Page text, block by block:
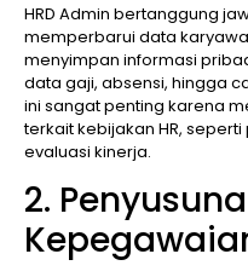
HRD Admin bertanggung
memperbarui data
menyimpan informasi
data gaji, absensi, hingga
ini sangat penting karena
terkait kebijakan HR,
evaluasi kinerja.
2.